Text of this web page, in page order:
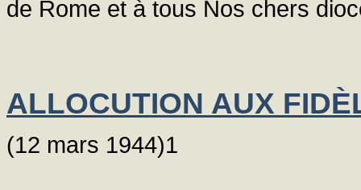
de Rome et à tous Nos chers
ALLOCUTION AUX
(12 mars 1944)1